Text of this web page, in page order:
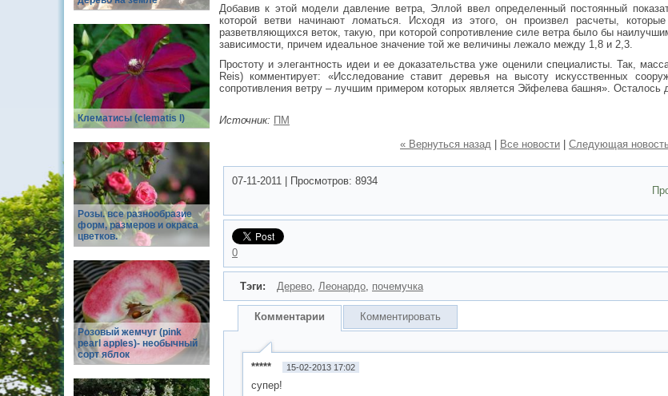
Клематисы (clematis l)
Розы. все разнообразие
форм, размеров и окраса
цветков.
Розовый жемчуг (pink
pearl apples)- необычный
сорт яблок
Добавив к этой модели давление ветра, Эллой ввел определенный постоянный
которой ветви начинают ломаться. Исходя из этого, он произвел расчеты,
разветвляющихся веток, такую, при которой сопротивление силе ветра было бы
зависимости, причем идеальное значение той же величины лежало между 1,8 и 2,3.
Простоту и элегантность идеи и ее доказательства уже оценили специалисты. Так,
Reis) комментирует: «Исследование ставит деревья на высоту искусственных
сопротивления ветру – лучшим примером которых является Эйфелева башня». Осталось
Источник: ПМ
« Вернуться назад
Все новости Следующая
07-11-2011 Просмотров: 8934
0
Тэги: Дерево, Леонардо, почемучка
Комментарии Комментировать
***** 15-02-2013 17:02
супер!